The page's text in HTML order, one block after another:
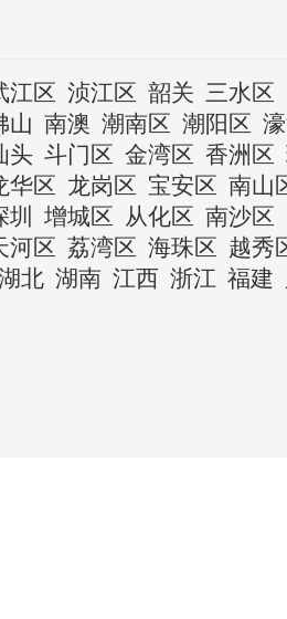
江区 浈江区 韶关 三水区
山 南澳 潮南区 潮阳区
头 斗门区 金湾区 香洲区
华区 龙岗区 宝安区 南山
圳 增城区 从化区 南沙区
河区 荔湾区 海珠区 越秀
北 湖南 江西 浙江 福建